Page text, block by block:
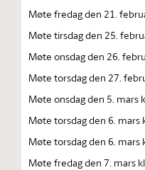
Møte fredag den 21.
Møte tirsdag den 25.
Møte onsdag den 26.
Møte torsdag den 27.
Møte onsdag den 5. mars
Møte torsdag den 6. mars
Møte torsdag den 6. mars
Møte fredag den 7. mars